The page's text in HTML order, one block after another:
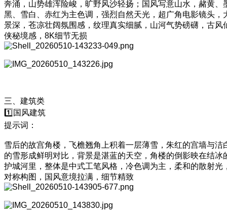
奔涌，山势雄浑险峻，旷野风沙轻扬；国风写意山水，赭黄、
黑、雪白、赤红为主色调，强烈自然天光，超广角电影镜头，
景深，苍凉壮阔氛围感，纹理真实细腻，山河气势磅礴，古风
侠秘境感，8K细节无损
三、建筑类
1️⃣国风建筑
提示词：
雪后的故宫角楼，飞檐翘角上积着一层薄雪，朱红的宫墙与洁
的雪形成鲜明对比，背景是湛蓝的天空，角楼的倒影映在结冰
护城河里，整体是中式工笔风格，冷色调为主，柔和的散射光
对称构图，国风意境拉满，细节精致